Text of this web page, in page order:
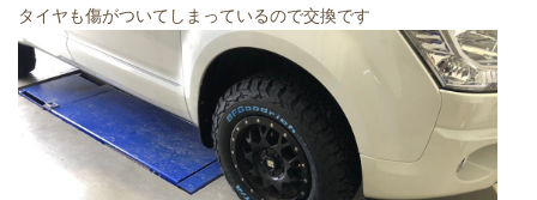
タイヤも傷がついてしまっているので交換です